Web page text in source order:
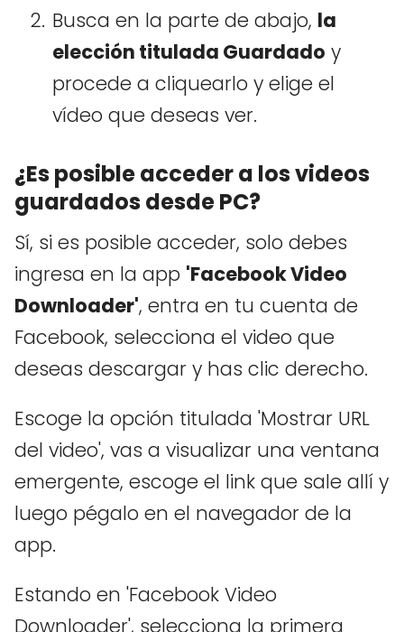
Busca en la parte de abajo, la
elección titulada Guardado y
procede a cliquearlo y elige el
vídeo que deseas ver.
¿Es posible acceder a los videos
guardados desde PC?
Sí, si es posible acceder, solo debes
ingresa en la app 'Facebook Video
Downloader', entra en tu cuenta de
Facebook, selecciona el video que
deseas descargar y has clic derecho.
Escoge la opción titulada 'Mostrar URL
del video', vas a visualizar una ventana
emergente, escoge el link que sale allí y
luego pégalo en el navegador de la
app.
Estando en 'Facebook Video
Downloader', selecciona la primera